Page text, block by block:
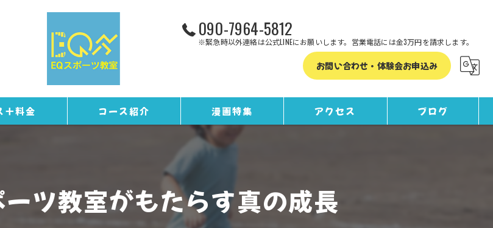
090-7964-5812
※緊急時以外連絡は公式LINEにお願いします。営業電話には金3万円を請求します。
お問い合わせ・体験会お申込み
＋料金 コース紹介 漫画特集 アクセス ブログ
ツ教室がもたらす真の成長